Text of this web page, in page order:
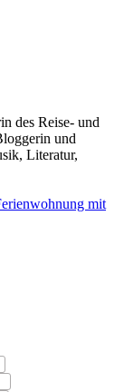
des Reise- und
und
Literatur,
mit